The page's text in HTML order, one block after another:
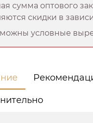
сумма оптового
скидки в
условные